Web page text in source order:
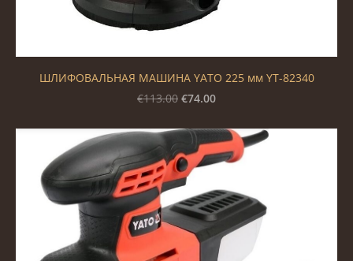
ШЛИФОВАЛЬНАЯ МАШИНА YATO 225 мм YT-82340
€113.00 €74.00